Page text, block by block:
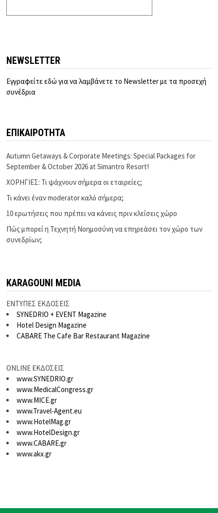
NEWSLETTER
Εγγραφείτε εδώ για να λαμβάνετε το Newsletter με τα προσεχή
συνέδρια
ΕΠΙΚΑΙΡΟΤΗΤΑ
Autumn Getaways & Corporate Meetings: Special Packages for
September & October 2026 at Simantro Resort!
ΧΟΡΗΓΙΕΣ: Τι ψάχνουν σήμερα οι εταιρείες;
Τι κάνει έναν moderator καλό σήμερα;
10 ερωτήσεις που πρέπει να κάνεις πριν κλείσεις χώρο
Πώς μπορεί η Τεχνητή Νοημοσύνη να επηρεάσει τον χώρο των
συνεδρίων;
KARAGOUNI MEDIA
ΕΝΤΥΠΕΣ ΕΚΔΟΣΕΙΣ
SYNEDRIO + EVENT Magazine
Hotel Design Magazine
CABARE The Cafe Bar Restaurant Magazine
ONLINE ΕΚΔΟΣΕΙΣ
www.SYNEDRIO.gr
www.MedicalCongress.gr
www.MICE.gr
www.Travel-Agent.eu
www.HotelMag.gr
www.HotelDesign.gr
www.CABARE.gr
www.akx.gr